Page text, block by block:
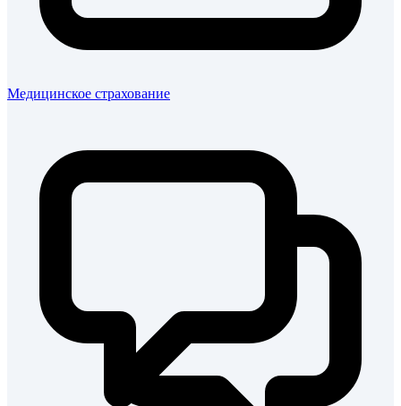
Медицинское страхование